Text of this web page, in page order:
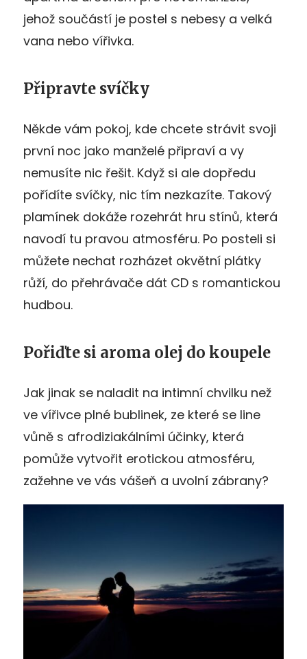
jehož součástí je postel s nebesy a velká
vana nebo vířivka.
Připravte svíčky
Někde vám pokoj, kde chcete strávit svoji
první noc jako manželé připraví a vy
nemusíte nic řešit. Když si ale dopředu
pořídíte svíčky, nic tím nezkazíte. Takový
plamínek dokáže rozehrát hru stínů, která
navodí tu pravou atmosféru. Po posteli si
můžete nechat rozházet okvětní plátky
růží, do přehrávače dát CD s romantickou
hudbou.
Pořiďte si aroma olej do koupele
Jak jinak se naladit na intimní chvilku než
ve vířivce plné bublinek, ze které se line
vůně s afrodiziakálními účinky, která
pomůže vytvořit erotickou atmosféru,
zažehne ve vás vášeň a uvolní zábrany?